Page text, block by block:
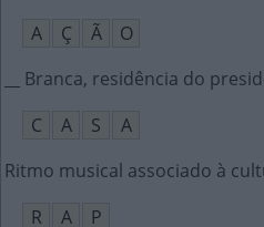
A
Ç Ã
O
__ Branca, residência do
C
A S
A
Ritmo musical associado à
R
A
P